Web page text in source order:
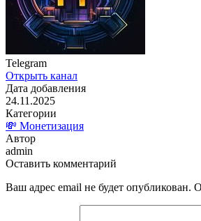
Telegram
Открыть канал
Дата добавления
24.11.2025
Категории
💸 Монетизация
Автор
admin
Оставить комментарий
Ваш адрес email не будет опубликован.